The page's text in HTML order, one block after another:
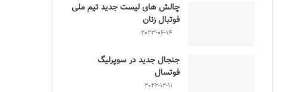
چالش هاى ليست جدید تيم ملى
فوتبال زنان
2023-06-14
جنجال جدید در سوپرلیگ
فوتسال
2022-12-11